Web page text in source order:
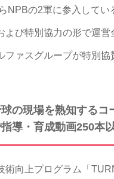
NPBの2軍に参入してい
よび特別協力の形で運営
ファスグループが特別協
の現場を熟知する
導・育成動画250本
向上プログラム「